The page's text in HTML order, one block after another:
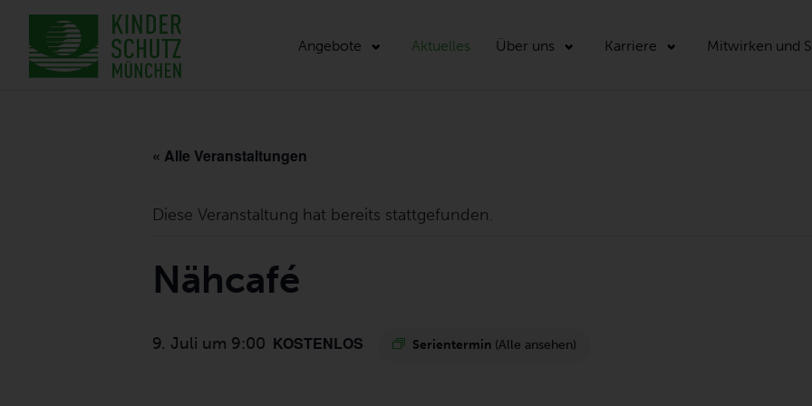
Angebote Aktuelles Über uns Karriere Mitwirken und
« Alle Veranstaltungen
Diese Veranstaltung hat bereits stattgefunden.
Nähcafé
9. Juli um 9:00 Serientermin (Alle ansehen)
KOSTENLOS